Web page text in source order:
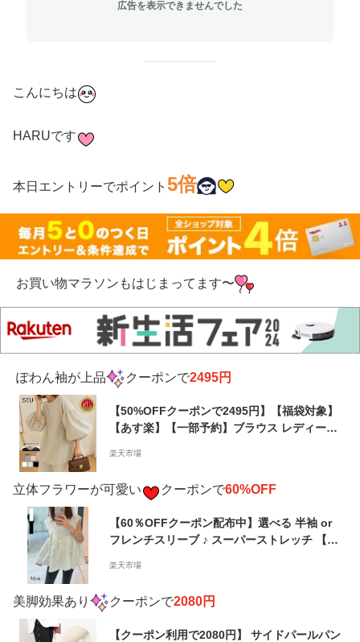
広告を表示できませんでした
こんにちは
HARUです
本日エントリーでポイント 5倍
お買い物マラソンもはじまってます〜
ぽわん袖が上品 クーポンで2495円
【50%OFFクーポンで2495円】【福袋対象】
【あす楽】【一部予約】ブラウス レディース
ク Vネック 2タイプ 半袖 バックリボン 体型
高身長 低身長 オフィス 春夏秋 SEU seu23q2
楽天市場
立体フラワーが可愛い クーポンで60%OFF
【60％OFFクーポン配布中】選べる 半袖 or
フレンチスリーブ ♪ スーパーストレッチ 【
404)】 レディース myu トップス ブラック ホ
秋服 メール便OK
楽天市場
美脚効果あり クーポンで2080円
【クーポン利用で2080円】 サイドパールパン